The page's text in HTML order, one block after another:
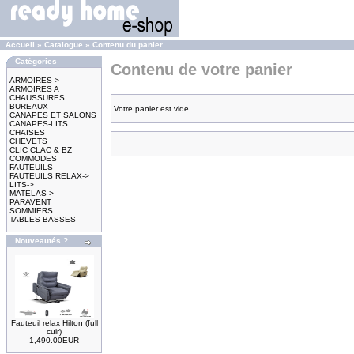
Accueil » Catalogue » Contenu du panier
Catégories
ARMOIRES->
ARMOIRES A
CHAUSSURES
BUREAUX
CANAPES ET SALONS
CANAPES-LITS
CHAISES
CHEVETS
CLIC CLAC & BZ
COMMODES
FAUTEUILS
FAUTEUILS RELAX->
LITS->
MATELAS->
PARAVENT
SOMMIERS
TABLES BASSES
Nouveautés ?
Fauteuil relax Hilton (full
cuir)
1,490.00EUR
Contenu de votre panier
Votre panier est vide